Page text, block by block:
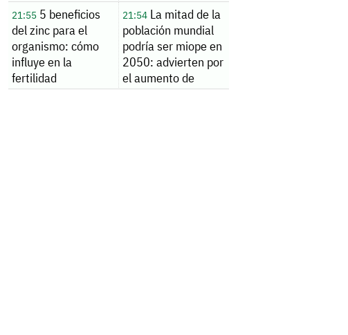
21:55 5 beneficios
del zinc para el
organismo: cómo
influye en la
fertilidad
21:54La mitad de la
población mundial
podría ser miope en
2050: advierten por
el aumento de
casos